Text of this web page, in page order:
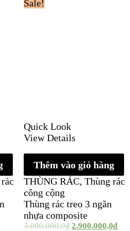
Sale!
Quick Look
View Details
Thêm vào giỏ hàng
THÙNG RÁC, Thùng rác
công cộng
Thùng rác treo 3 ngăn
nhựa composite
3.000.000,0₫ 2.900.000,0₫